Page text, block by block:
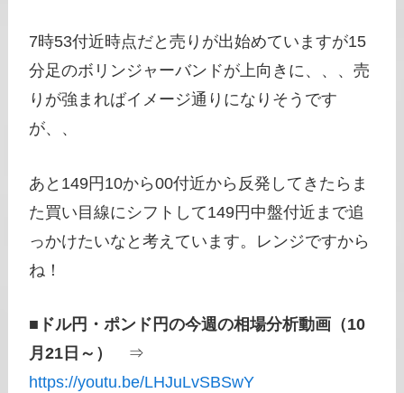
7時53付近時点だと売りが出始めていますが15
分足のボリンジャーバンドが上向きに、、、売
りが強まればイメージ通りになりそうです
が、、
あと149円10から00付近から反発してきたらま
た買い目線にシフトして149円中盤付近まで追
っかけたいなと考えています。レンジですから
ね！
■ ドル円・ポンド円の今週の相場分析動画（10
月21日～）
⇒
https://youtu.be/LHJuLvSBSwY